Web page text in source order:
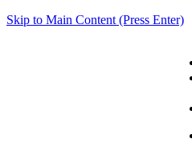
Skip to Main Content (Press Enter)